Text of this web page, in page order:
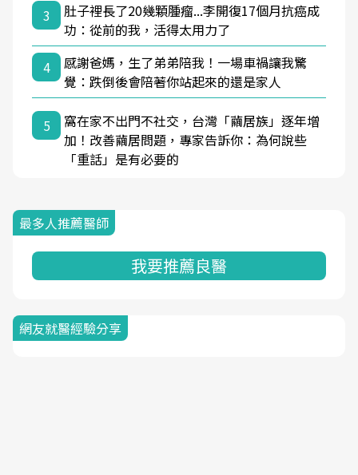
3
肚子裡長了20幾顆腫瘤...李開復17個月抗癌成
功：從前的我，活得太用力了
4
感謝爸媽，生了弟弟陪我！一場車禍讓我驚
覺：跌倒後會陪著你站起來的還是家人
5
窩在家不出門不社交，台灣「繭居族」逐年增
加！改善繭居問題，專家告訴你：為何說些
「重話」是有必要的
最多人推薦醫師
我要推薦良醫
網友就醫經驗分享